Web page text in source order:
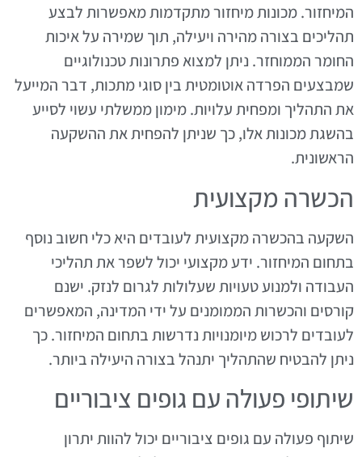
המיחזור. מכונות מיחזור מתקדמות מאפשרות לבצע
תהליכים בצורה מהירה ויעילה, תוך שמירה על איכות
החומר הממוחזר. ניתן למצוא פתרונות טכנולוגיים
שמבצעים הפרדה אוטומטית בין סוגי מתכות, דבר המייעל
את התהליך ומפחית עלויות. מימון ממשלתי עשוי לסייע
בהשגת מכונות אלו, כך שניתן להפחית את ההשקעה
הראשונית.
הכשרה מקצועית
השקעה בהכשרה מקצועית לעובדים היא כלי חשוב נוסף
בתחום המיחזור. ידע מקצועי יכול לשפר את תהליכי
העבודה ולמנוע טעויות שעלולות לגרום לנזק. ישנם
קורסים והכשרות הממומנים על ידי המדינה, המאפשרים
לעובדים לרכוש מיומנויות נדרשות בתחום המיחזור. כך
ניתן להבטיח שהתהליך יתנהל בצורה היעילה ביותר.
שיתופי פעולה עם גופים ציבוריים
שיתוף פעולה עם גופים ציבוריים יכול להוות יתרון